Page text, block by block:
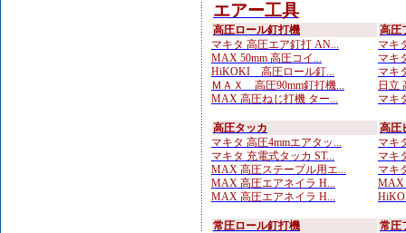
エアー工具
高圧ロール釘打機
マキタ 高圧エア釘打 AN...
MAX 50mm 高圧コイ...
HiKOKI 高圧ロール釘...
ＭＡＸ 高圧90mm釘打機...
MAX 高圧ねじ打機 ター...
高圧
マキ
マキ
マキ
日立
マキ
高圧タッカ
マキタ 高圧4mmエアタッ...
マキタ 充電式タッカ ST...
MAX 高圧ステープル用エ...
MAX 高圧エアネイラ H...
MAX 高圧エアネイラ H...
高圧
マキ
マキ
マキ
MAX
常圧ロール釘打機
常圧